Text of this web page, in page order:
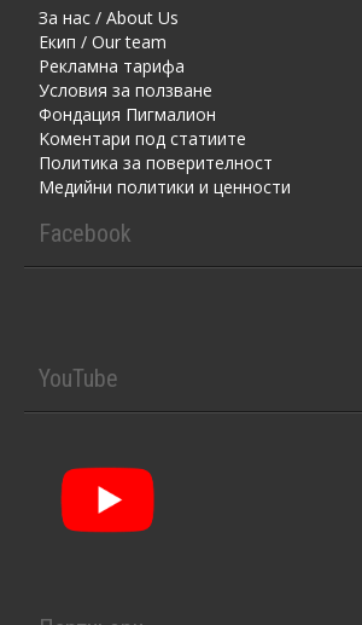
За нас / About Us
Екип / Our team
Рекламна тарифа
Условия за ползване
Фондация Пигмалион
Kоментaри под статиите
Политика за поверителност
Медийни политики и ценности
Facebook
YouTube